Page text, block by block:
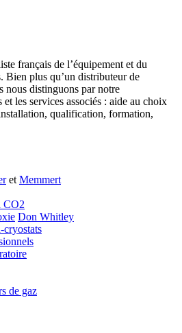
français de l’équipement et du
Bien plus qu’un distributeur de
nous distinguons par notre
et les services associés : aide au choix
qualification, formation,
et Memmert
CO2
Don Whitley
cryostats
de gaz